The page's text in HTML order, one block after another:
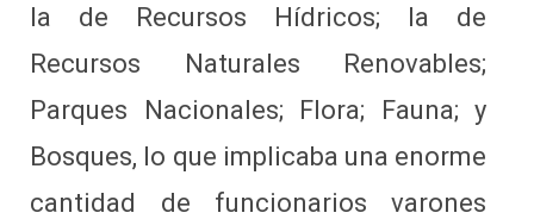
la de Recursos Hídricos; la de
Recursos Naturales Renovables;
Parques Nacionales; Flora; Fauna; y
Bosques, lo que implicaba una enorme
cantidad de funcionarios varones